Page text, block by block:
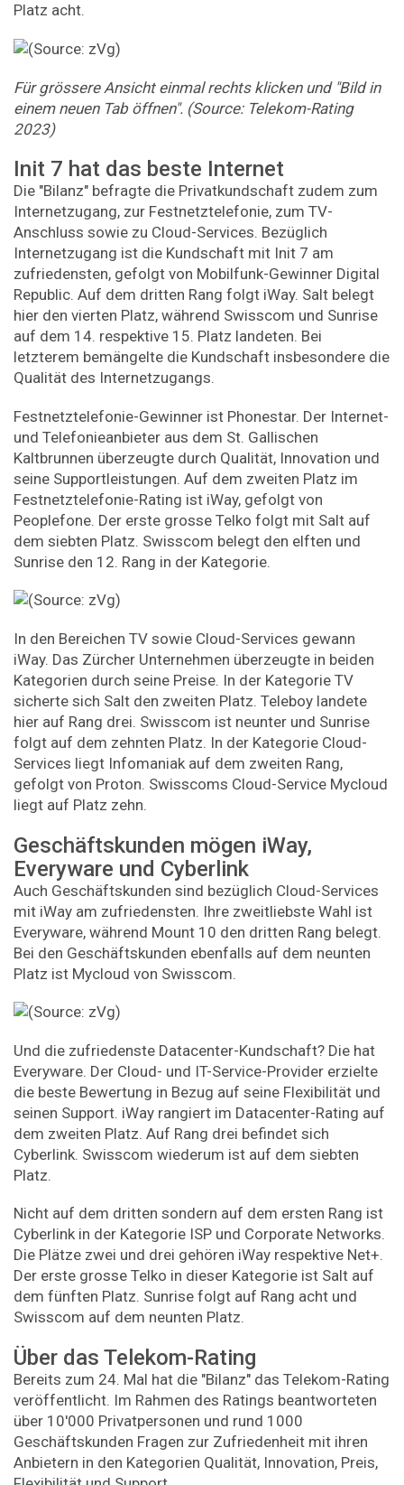
Platz acht.
Für grössere Ansicht einmal rechts klicken und "Bild in
einem neuen Tab öffnen". (Source: Telekom-Rating
2023)
Init 7 hat das beste Internet
Die "Bilanz" befragte die Privatkundschaft zudem zum
Internetzugang, zur Festnetztelefonie, zum TV-
Anschluss sowie zu Cloud-Services. Bezüglich
Internetzugang ist die Kundschaft mit Init 7 am
zufriedensten, gefolgt von Mobilfunk-Gewinner Digital
Republic. Auf dem dritten Rang folgt iWay. Salt belegt
hier den vierten Platz, während Swisscom und Sunrise
auf dem 14. respektive 15. Platz landeten. Bei
letzterem bemängelte die Kundschaft insbesondere die
Qualität des Internetzugangs.
Festnetztelefonie-Gewinner ist Phonestar. Der Internet-
und Telefonieanbieter aus dem St. Gallischen
Kaltbrunnen überzeugte durch Qualität, Innovation und
seine Supportleistungen. Auf dem zweiten Platz im
Festnetztelefonie-Rating ist iWay, gefolgt von
Peoplefone. Der erste grosse Telko folgt mit Salt auf
dem siebten Platz. Swisscom belegt den elften und
Sunrise den 12. Rang in der Kategorie.
In den Bereichen TV sowie Cloud-Services gewann
iWay. Das Zürcher Unternehmen überzeugte in beiden
Kategorien durch seine Preise. In der Kategorie TV
sicherte sich Salt den zweiten Platz. Teleboy landete
hier auf Rang drei. Swisscom ist neunter und Sunrise
folgt auf dem zehnten Platz. In der Kategorie Cloud-
Services liegt Infomaniak auf dem zweiten Rang,
gefolgt von Proton. Swisscoms Cloud-Service Mycloud
liegt auf Platz zehn.
Geschäftskunden mögen iWay,
Everyware und Cyberlink
Auch Geschäftskunden sind bezüglich Cloud-Services
mit iWay am zufriedensten. Ihre zweitliebste Wahl ist
Everyware, während Mount 10 den dritten Rang belegt.
Bei den Geschäftskunden ebenfalls auf dem neunten
Platz ist Mycloud von Swisscom.
Und die zufriedenste Datacenter-Kundschaft? Die hat
Everyware. Der Cloud- und IT-Service-Provider erzielte
die beste Bewertung in Bezug auf seine Flexibilität und
seinen Support. iWay rangiert im Datacenter-Rating auf
dem zweiten Platz. Auf Rang drei befindet sich
Cyberlink. Swisscom wiederum ist auf dem siebten
Platz.
Nicht auf dem dritten sondern auf dem ersten Rang ist
Cyberlink in der Kategorie ISP und Corporate Networks.
Die Plätze zwei und drei gehören iWay respektive Net+.
Der erste grosse Telko in dieser Kategorie ist Salt auf
dem fünften Platz. Sunrise folgt auf Rang acht und
Swisscom auf dem neunten Platz.
Über das Telekom-Rating
Bereits zum 24. Mal hat die "Bilanz" das Telekom-Rating
veröffentlicht. Im Rahmen des Ratings beantworteten
über 10'000 Privatpersonen und rund 1000
Geschäftskunden Fragen zur Zufriedenheit mit ihren
Anbietern in den Kategorien Qualität, Innovation, Preis,